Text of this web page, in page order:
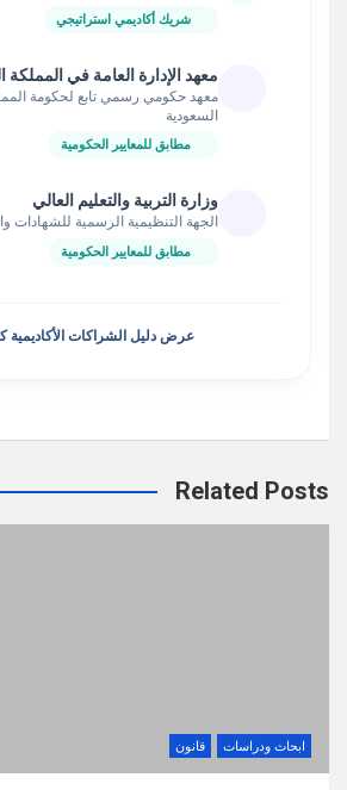
شريك أكاديمي استراتيجي
معهد الإدارة العامة في المملكة
معهد حكومي رسمي تابع لحكومة
السعودية
مطابق للمعايير الحكومية
وزارة التربية والتعليم العالي
الجهة التنظيمية الرسمية للشهادات
مطابق للمعايير الحكومية
عرض دليل الشراكات الأكاديمية
Related Posts
ابحاث ودراسات قانون